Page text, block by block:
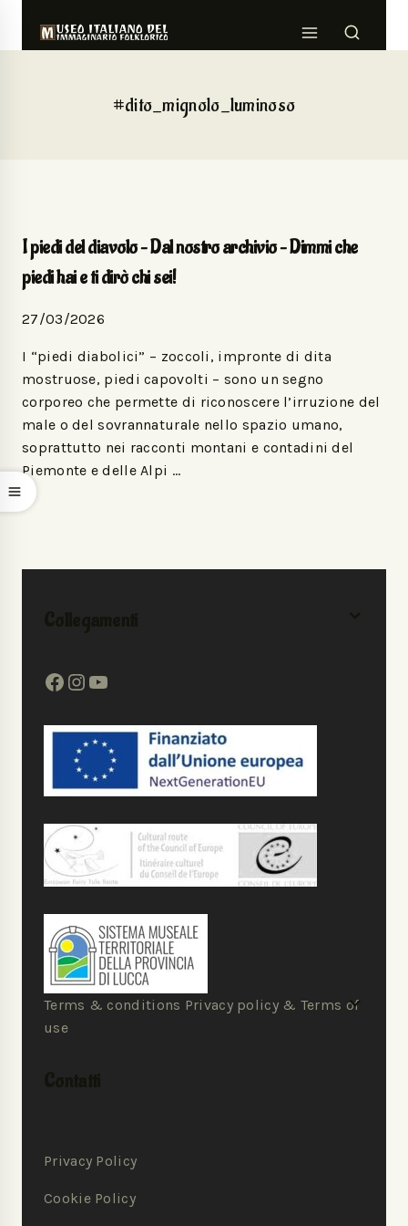
#dito_mignolo_luminoso
I piedi del diavolo – Dal nostro archivio – Dimmi che
piedi hai e ti dirò chi sei!
27/03/2026
I “piedi diabolici” – zoccoli, impronte di dita
mostruose, piedi capovolti – sono un segno
corporeo che permette di riconoscere l’irruzione del
male o del sovrannaturale nello spazio umano,
soprattutto nei racconti montani e contadini del
Piemonte e delle Alpi …
Terms & conditions Privacy policy & Terms of
use
Privacy Policy
Cookie Policy